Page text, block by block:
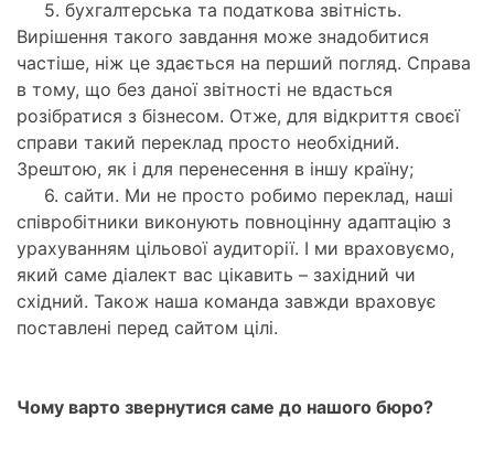
5. бухгалтерська та податкова звітність.
Вирішення такого завдання може знадобитися
частіше, ніж це здається на перший погляд. Справа
в тому, що без даної звітності не вдасться
розібратися з бізнесом. Отже, для відкриття своєї
справи такий переклад просто необхідний.
Зрештою, як і для перенесення в іншу країну;
6. сайти. Ми не просто робимо переклад, наші
співробітники виконують повноцінну адаптацію з
урахуванням цільової аудиторії. І ми враховуємо,
який саме діалект вас цікавить – західний чи
східний. Також наша команда завжди враховує
поставлені перед сайтом цілі.
Чому варто звернутися саме до нашого бюро?